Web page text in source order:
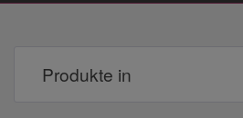
Produkte in